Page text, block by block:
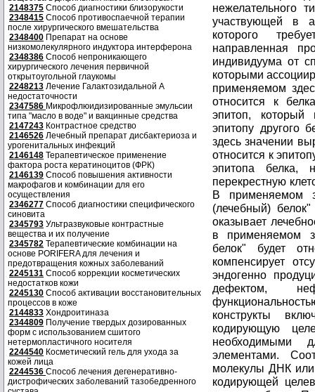
2148375 Способ диагностики близорукости
2348415 Способ противоспаечной терапии
после хирургического вмешательства
2348400 Препарат на основе
низкомолекулярного индуктора интерферона
2348386 Способ непроникающего
хирургического лечения первичной
открытоугольной глаукомы
2248213 Лечение Галактозидальной А
недостаточности
2347586 Микрофлюидизированные эмульсии
типа "масло в воде" и вакцинные средства
2147243 Контрастное средство
2146526 Лечебный препарат дисбактериоза и
урогенитальных инфекций
2146148 Терапевтическое применение
фактора роста кератиноцитов (ФРК)
2146139 Способ повышения активности
макрофагов и комбинации для его
осуществления
2346277 Способ диагностики специфического
синовита
2345793 Ультразвуковые контрастные
вещества и их получение
2345782 Терапевтические комбинации на
основе PORIFERA для лечения и
предотвращения кожных заболеваний
2245131 Способ коррекции косметических
недостатков кожи
2245130 Способ активации восстановительных
процессов в коже
2144833 Хондроитиназа
2344809 Получение твердых дозированных
форм с использованием сшитого
нетермопластичного носителя
2244540 Косметический гель для ухода за
кожей лица
2244536 Способ лечения дегенеративно-
дистрофических заболеваний тазобедренного